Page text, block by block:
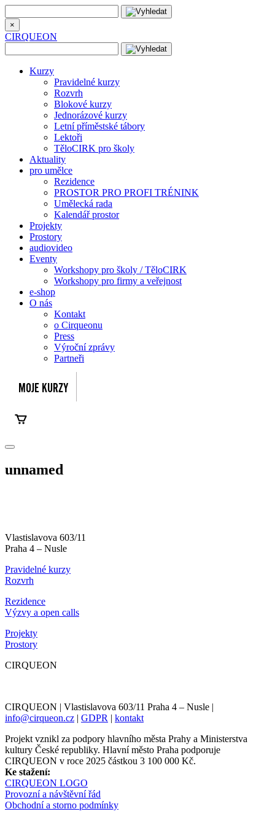
×
CIRQUEON
Kurzy
Pravidelné kurzy
Rozvrh
Blokové kurzy
Jednorázové kurzy
Letní příměstské tábory
Lektoři
TěloCIRK pro školy
Aktuality
pro umělce
Rezidence
PROSTOR PRO PROFI TRÉNINK
Umělecká rada
Kalendář prostor
Projekty
Prostory
audiovideo
Eventy
Workshopy pro školy / TěloCIRK
Workshopy pro firmy a veřejnost
e-shop
O nás
Kontakt
o Cirqueonu
Press
Výroční zprávy
Partneři
unnamed
Vlastislavova 603/11
Praha 4 – Nusle
Pravidelné kurzy
Rozvrh
Rezidence
Výzvy a open calls
Projekty
Prostory
CIRQUEON
CIRQUEON | Vlastislavova 603/11 Praha 4 – Nusle |
info@cirqueon.cz | GDPR | kontakt
Projekt vznikl za podpory hlavního města Prahy a Ministerstva
kultury České republiky. Hlavní město Praha podporuje
CIRQUEON v roce 2025 částkou 3 100 000 Kč.
Ke stažení:
CIRQUEON LOGO
Provozní a návštěvní řád
Obchodní a storno podmínky